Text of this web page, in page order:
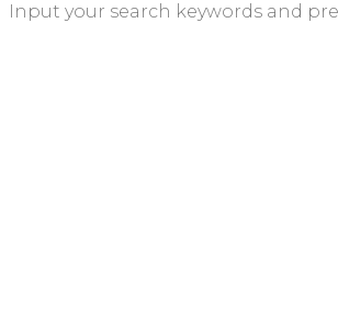
Input your search keywords and